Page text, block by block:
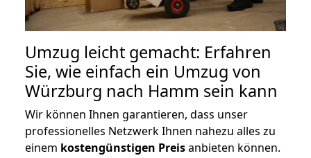
Umzug leicht gemacht: Erfahren
Sie, wie einfach ein Umzug von
Würzburg nach Hamm sein kann
Wir können Ihnen garantieren, dass unser
professionelles Netzwerk Ihnen nahezu alles zu
einem kostengünstigen Preisanbieten können.